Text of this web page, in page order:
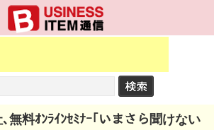
､無料ｵﾝﾗｲﾝｾﾐﾅｰ｢いまさら聞けない